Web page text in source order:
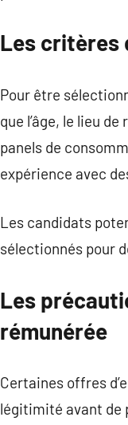
Les critères
Pour être
que l’âge, le lieu
panels de
expérience avec
Les candidats
sélectionnés pour
Les
rémunérée
Certaines offres
légitimité avant de